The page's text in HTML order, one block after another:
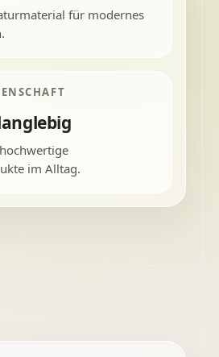
für modernes
im Alltag.